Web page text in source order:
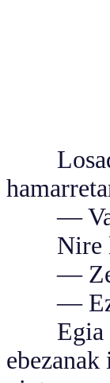
—
Nire
— Zer
— Ez
Egia